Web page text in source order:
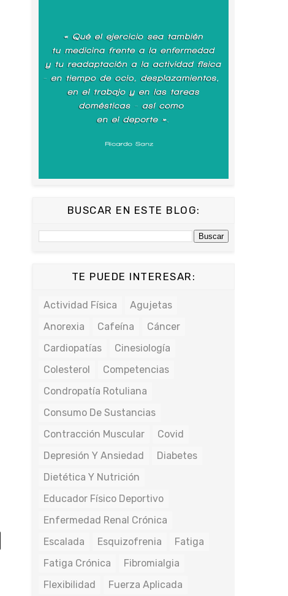
BUSCAR EN ESTE BLOG:
TE PUEDE INTERESAR:
Actividad Física
Agujetas
Anorexia
Cafeína
Cáncer
Cardiopatías
Cinesiología
Colesterol
Competencias
Condropatía Rotuliana
Consumo De Sustancias
Contracción Muscular
Covid
Depresión Y Ansiedad
Diabetes
Dietética Y Nutrición
Educador Físico Deportivo
Enfermedad Renal Crónica
Escalada
Esquizofrenia
Fatiga
Fatiga Crónica
Fibromialgia
Flexibilidad
Fuerza Aplicada